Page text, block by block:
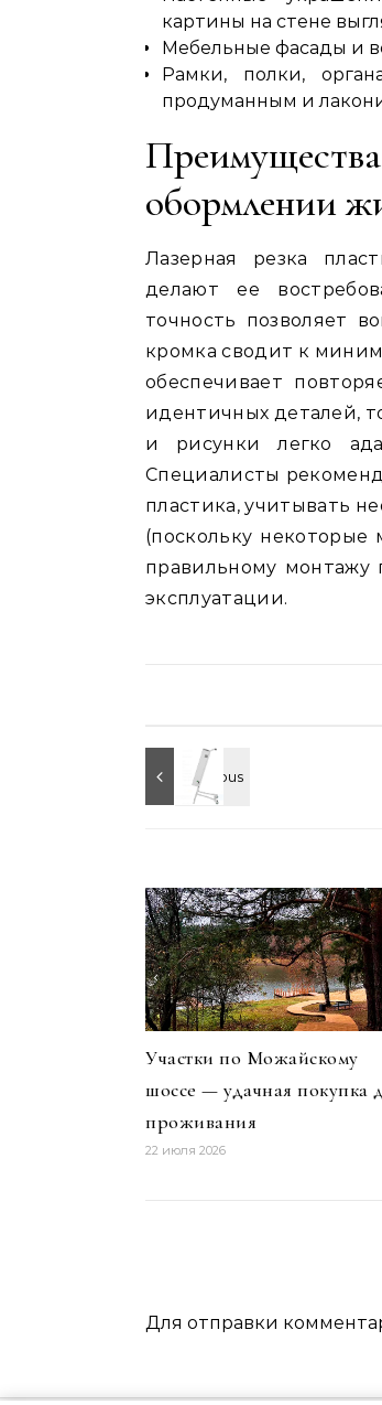
картины на стене
Мебельные фасады и
Рамки, полки,
продуманным и
обормлении
Лазерная резка
делают ее
точность позволяет
кромка сводит к
обеспечивает
идентичных деталей,
и рисунки легко
Специалисты
пластика, учитывать
(поскольку
правильному монтажу
эксплуатации.
Участки по Можайскому
шоссе — удачная покупка
проживания
22 июля 2026
Для отправки